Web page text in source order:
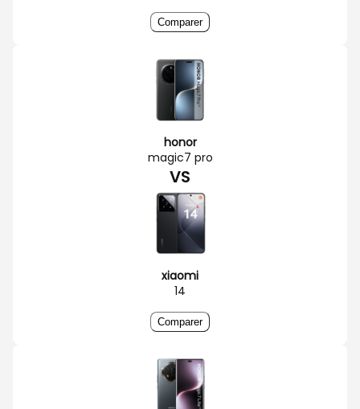
Comparer
honor
magic7 pro
VS
xiaomi
14
Comparer